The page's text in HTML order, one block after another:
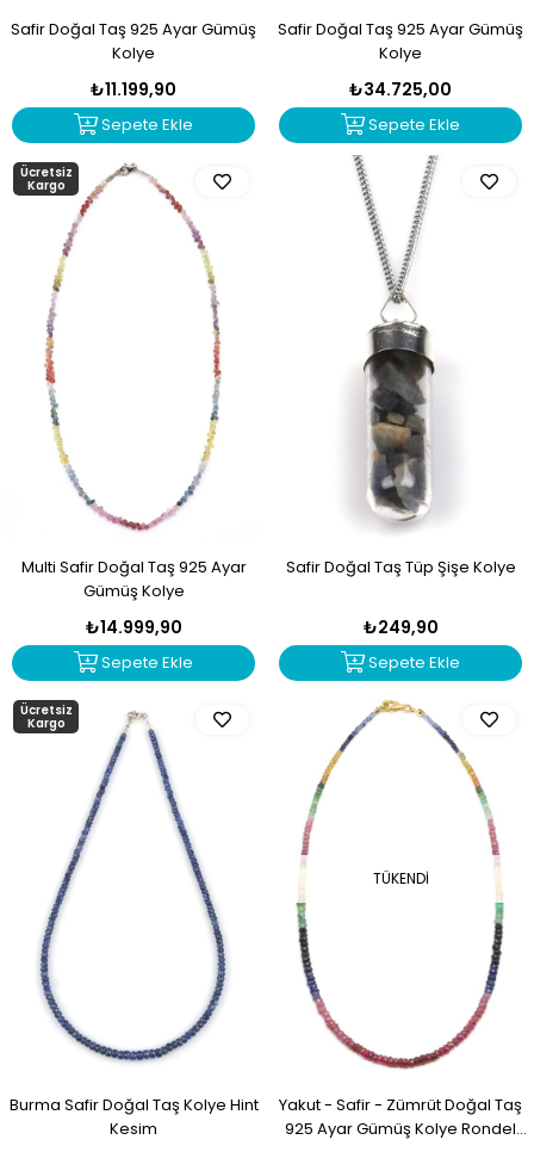
Safir Doğal Taş 925 Ayar Gümüş
Kolye
₺11.199,90
Sepete Ekle
Safir Doğal Taş 925 Ayar Gümüş
Kolye
₺34.725,00
Sepete Ekle
Multi Safir Doğal Taş 925 Ayar
Gümüş Kolye
₺14.999,90
Sepete Ekle
Ücretsiz
Kargo
Safir Doğal Taş Tüp Şişe Kolye
₺249,90
Sepete Ekle
Burma Safir Doğal Taş Kolye Hint
Kesim
Ücretsiz
Kargo
TÜKENDI
Yakut - Safir - Zümrüt Doğal Taş
925 Ayar Gümüş Kolye Rondel